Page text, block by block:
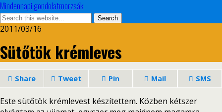
Mindennapi gondolatmorzsák
2011/03/16
Sütőtök krémleves
Share Tweet Pin Mail SMS
Este sütőtök krémlevest készítettem. Közben kétszer